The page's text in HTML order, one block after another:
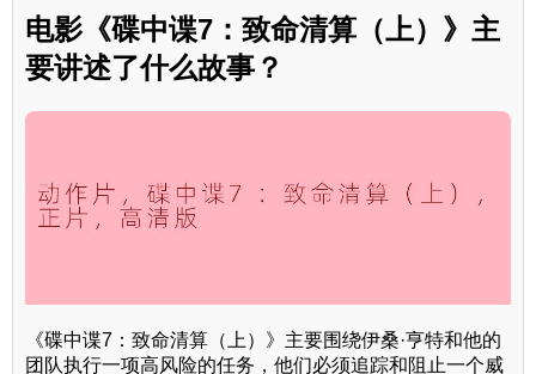
电影《碟中谍7：致命清算（上）》主
要讲述了什么故事？
《碟中谍7：致命清算（上）》主要围绕伊桑·亨特和他的
团队执行一项高风险的任务，他们必须追踪和阻止一个威